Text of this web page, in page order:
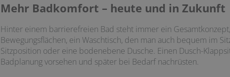
Mehr Badkomfort – heute und in Zukunft
Hinter einem barrierefreien Bad steht immer ein
Bewegungsflächen, ein Waschtisch, den man auch bequem im
Sitzposition oder eine bodenebene Dusche. Einen Dusch-
Badplanung vorsehen und später bei Bedarf nachrüsten.